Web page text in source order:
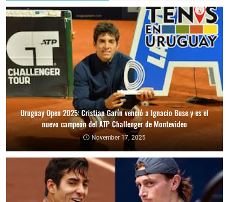
Uruguay Open 2025: Cristian Garín venció a Ignacio Buse y es el
nuevo campeón del ATP Challenger de Montevideo
November 17, 2025